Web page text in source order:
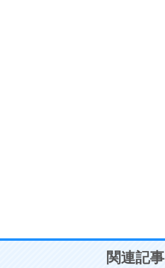
ことが大切。
関連記事